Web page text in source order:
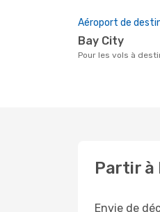
Aéroport de
Bay City
Pour les vols à
Partir à
Envie de